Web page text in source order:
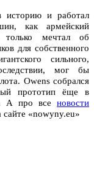
историю и работал
как армейский
мечтал об
для собственного
сильного,
мог бы
Owens собрался
прототип ёще в
А про все новости
«nowyny.eu»